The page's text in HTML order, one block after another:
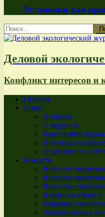
Установки для
Найти:
Деловой
Конфликт интересов и
Главная
О нас
Позиция
О журнале
Карта сайта
Политика
О рекламе на
Новости
Новости
Новости
Новости
В отрасли сбора и
Мировые
Экологическая